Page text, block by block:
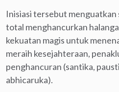
Inisiasi tersebut menguatkan
total menghancurkan
kekuatan magis untuk
meraih kesejahteraan,
penghancuran (santika,
abhicaruka).